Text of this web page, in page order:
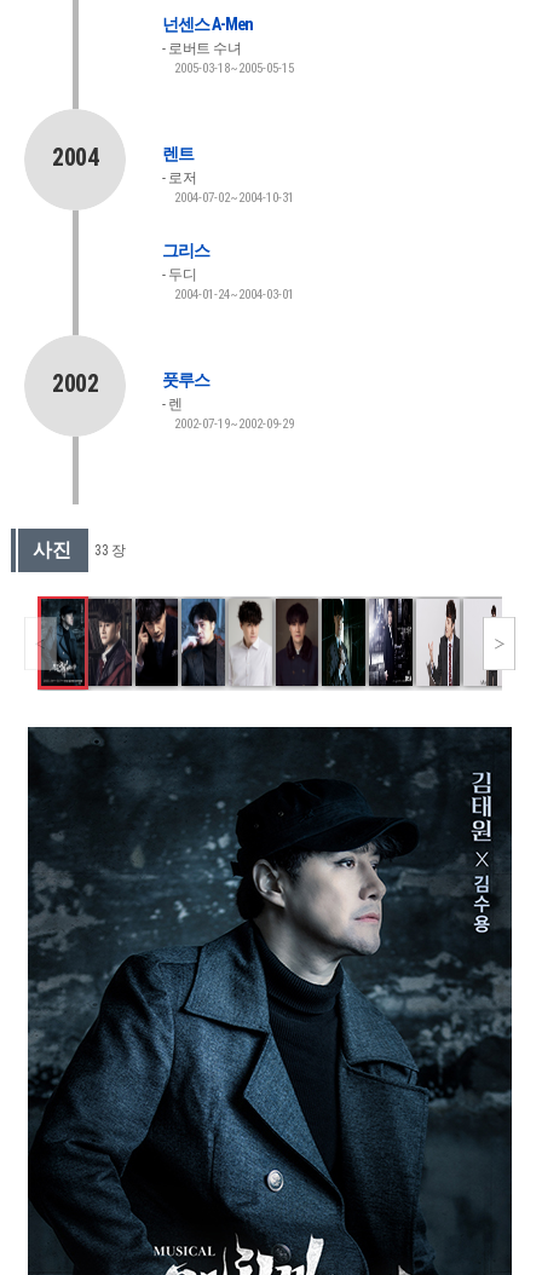
넌센스 A-Men
로버트 수녀
2005-03-18~2005-05-15
2004 렌트
로저
2004-07-02~2004-10-31
그리스
두디
2004-01-24~2004-03-01
2002 풋루스
렌
2002-07-19~2002-09-29
사진 33 장